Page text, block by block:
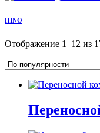
HINO
Отображение 1–12 из